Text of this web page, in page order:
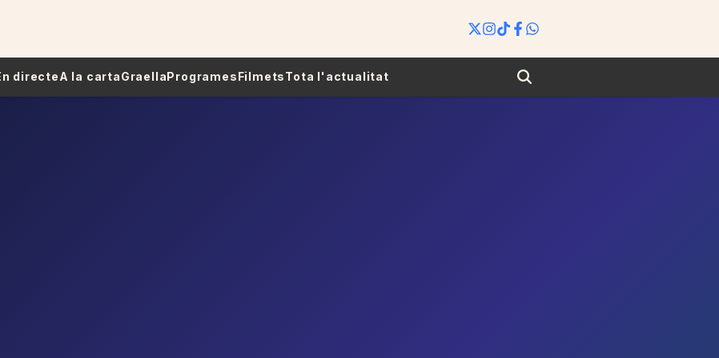
directeA la cartaGraellaProgramesFilmetsTota l'actualitat Search